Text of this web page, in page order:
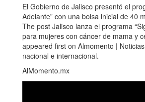
El Gobierno de Jalisco presentó el
Adelante” con una bolsa inicial de 40
The post Jalisco lanza el programa
para mujeres con cáncer de mama y
appeared first on Almomento |
nacional e internacional.
AlMomento.mx